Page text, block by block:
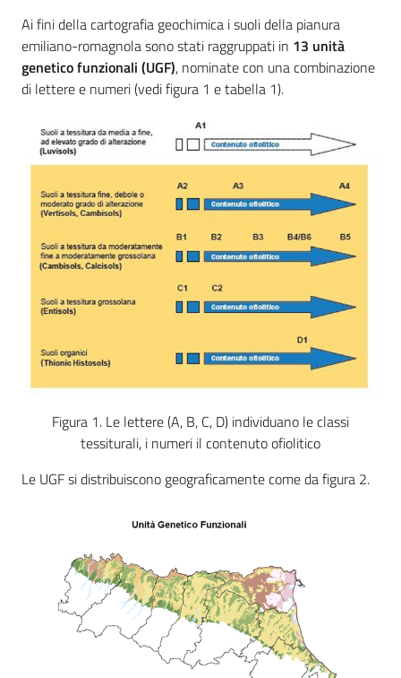
Ambiente
Argomenti
Novità
Servizi
Leggi Atti Bandi
Piani Programmi
Progetti
Ai fini della cartografia geochimica i suoli della pianura
emiliano-romagnola sono stati raggruppati in 13 unità
genetico funzionali (UGF), nominate con una combinazione
di lettere e numeri (vedi figura 1 e tabella 1).
Figura 1. Le lettere (A, B, C, D) individuano le classi
tessiturali, i numeri il contenuto ofiolitico
Le UGF si distribuiscono geograficamente come da figura 2.